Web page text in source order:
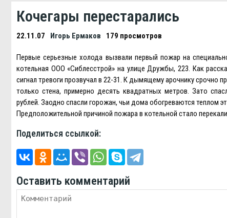
Кочегары перестарались
22.11.07 Игорь Ермаков 179 просмотров
Первые серьезные холода вызвали первый пожар на
котельная ООО «Сиблесстрой» на улице Дружбы, 223. Как
сигнал тревоги прозвучал в 22-31. К дымящему арочнику срочно
только стена, примерно десять квадратных метров. Зато
рублей. Заодно спасли горожан, чьи дома обогреваются теплом
Предположительной причиной пожара в котельной стало
Поделиться ссылкой:
Оставить комментарий